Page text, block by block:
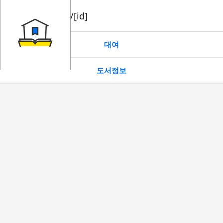
book/rent/[id]
대여
도서정보